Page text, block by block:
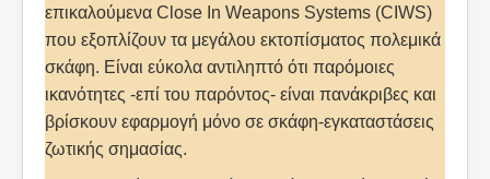
επικαλούμενα Close In Weapons Systems (CIWS)
που εξοπλίζουν τα μεγάλου εκτοπίσματος πολεμικά
σκάφη. Είναι εύκολα αντιληπτό ότι παρόμοιες
ικανότητες -επί του παρόντος- είναι πανάκριβες και
βρίσκουν εφαρμογή μόνο σε σκάφη-εγκαταστάσεις
ζωτικής σημασίας.